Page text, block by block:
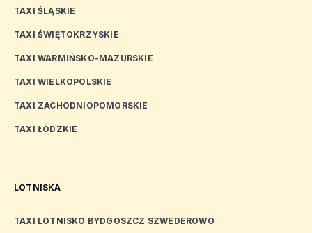
TAXI ŚLĄSKIE
TAXI ŚWIĘTOKRZYSKIE
TAXI WARMIŃSKO-MAZURSKIE
TAXI WIELKOPOLSKIE
TAXI ZACHODNIOPOMORSKIE
TAXI ŁÓDZKIE
LOTNISKA
TAXI LOTNISKO BYDGOSZCZ SZWEDEROWO